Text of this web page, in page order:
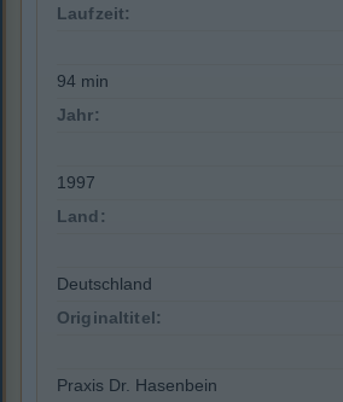
Laufzeit:
94 min
Jahr:
1997
Land:
Deutschland
Originaltitel:
Praxis Dr. Hasenbein